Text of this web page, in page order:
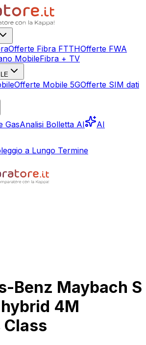
Offerte Fibra FTTHOfferte FWA
MobileFibra + TV
Offerte Mobile 5GOfferte SIM dati
GasAnalisi Bolletta AI AI
a Lungo Termine
Benz Maybach S
4M
Class